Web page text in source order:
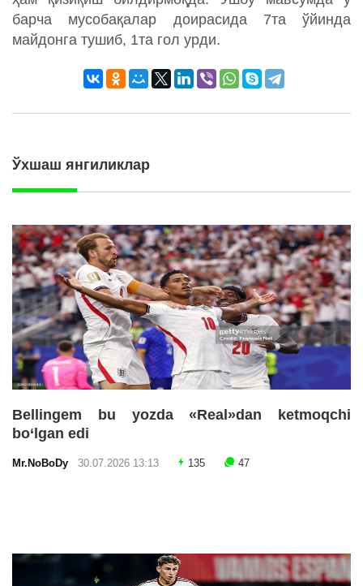
барча мусобақалар доирасида 7та ўйинда
майдонга тушиб, 1та гол урди.
Ўхшаш янгиликлар
Bellingem bu yozda «Real»dan ketmoqchi
bo‘lgan edi
Mr.NoBoDy 30.07.2026 13:13 135 47